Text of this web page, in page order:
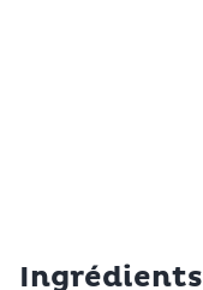
Ingrédients